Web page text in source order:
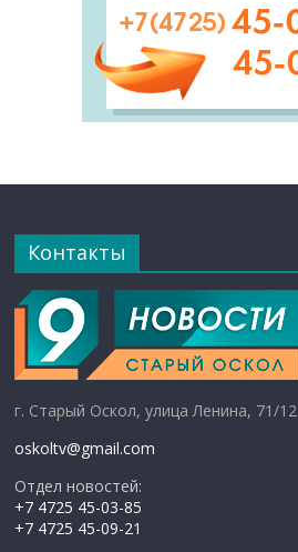
Контакты
г. Старый Оскол, улица Ленина, 71/12
oskoltv@gmail.com
Отдел новостей:
+7 4725 45-03-85
+7 4725 45-09-21